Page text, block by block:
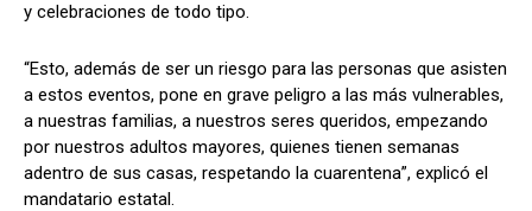
y celebraciones de todo tipo.
“Esto, además de ser un riesgo para las personas que asisten
a estos eventos, pone en grave peligro a las más vulnerables,
a nuestras familias, a nuestros seres queridos, empezando
por nuestros adultos mayores, quienes tienen semanas
adentro de sus casas, respetando la cuarentena”, explicó el
mandatario estatal.